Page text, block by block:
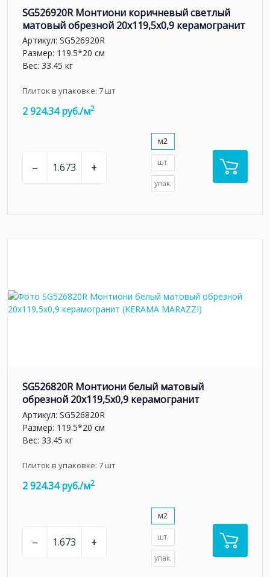
SG526920R Монтиони коричневый светлый
матовый обрезной 20х119,5x0,9 керамогранит
Артикул: SG526920R
Размер: 119.5*20 см
Вес: 33.45 кг
Плиток в упаковке: 7шт
2 924.34 руб./м2
– +
м2
шт.
упак.
SG526820R Монтиони белый матовый
обрезной 20х119,5x0,9 керамогранит
Артикул: SG526820R
Размер: 119.5*20 см
Вес: 33.45 кг
Плиток в упаковке: 7шт
2 924.34 руб./м2
– +
м2
шт.
упак.